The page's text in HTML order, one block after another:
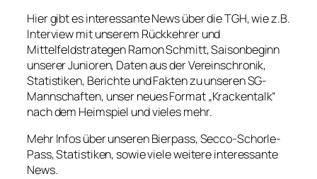
Hier gibt es interessante News über die TGH, wie z.B.
Interview mit unserem Rückkehrer und
Mittelfeldstrategen Ramon Schmitt, Saisonbeginn
unserer Junioren, Daten aus der Vereinschronik,
Statistiken, Berichte und Fakten zu unseren SG-
Mannschaften, unser neues Format „Krackentalk“
nach dem Heimspiel und vieles mehr.
Mehr Infos über unseren Bierpass, Secco-Schorle-
Pass, Statistiken, sowie viele weitere interessante
News.